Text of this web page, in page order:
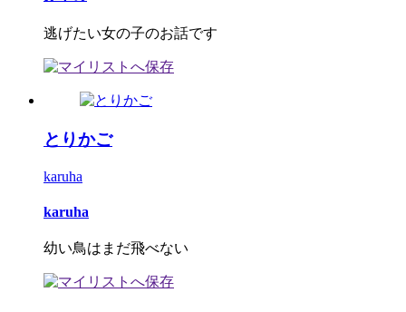
逃げたい女の子のお話です
とりかご
karuha
karuha
幼い鳥はまだ飛べない